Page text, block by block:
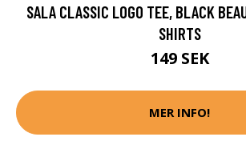
SALA CLASSIC LOGO TEE, BLACK
SHIRTS
149 SEK
MER INFO!